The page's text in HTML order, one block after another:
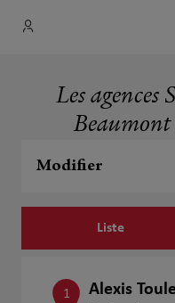
Les agences
Modifier
Liste
1
Alexis